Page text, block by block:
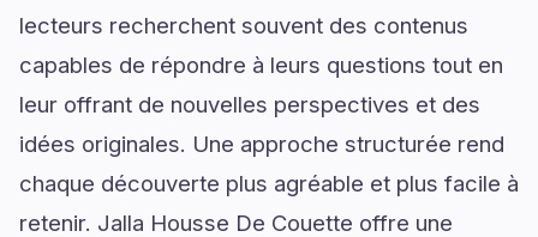
lecteurs recherchent souvent des contenus
capables de répondre à leurs questions tout en
leur offrant de nouvelles perspectives et des
idées originales. Une approche structurée rend
chaque découverte plus agréable et plus facile à
retenir. Jalla Housse De Couette offre une